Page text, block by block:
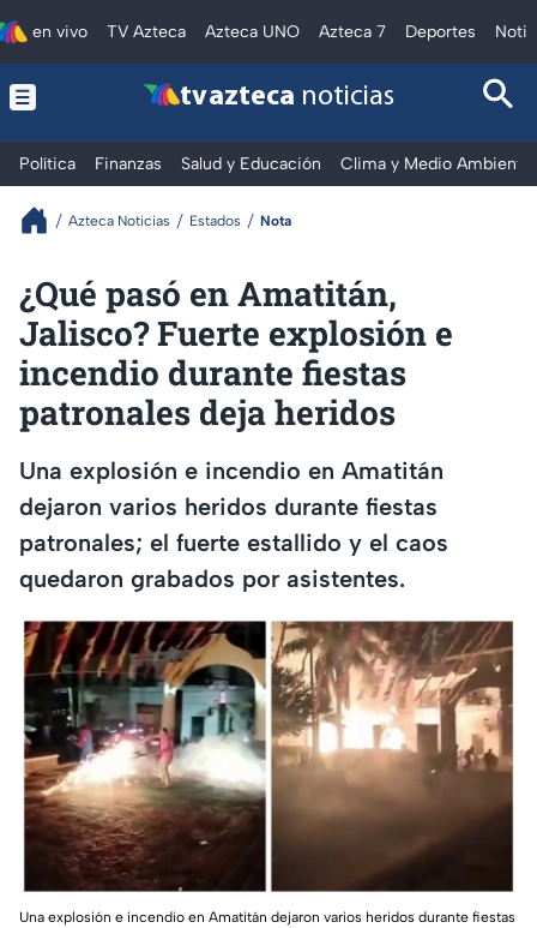
en vivo TV Azteca Azteca UNO Azteca 7 Deportes
tv azteca noticias
Política Finanzas Salud y Educación Clima y Medio Ambiente
Azteca Noticias Estados Nota
¿Qué pasó en Amatitán,
Jalisco? Fuerte explosión e
incendio durante fiestas
patronales deja heridos
Una explosión e incendio en Amatitán
dejaron varios heridos durante fiestas
patronales; el fuerte estallido y el caos
quedaron grabados por asistentes.
Una explosión e incendio en Amatitán dejaron varios heridos durante fiestas